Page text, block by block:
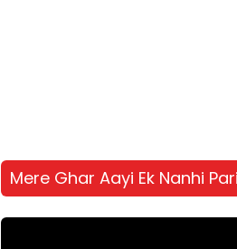
Mere Ghar Aayi Ek Nanhi